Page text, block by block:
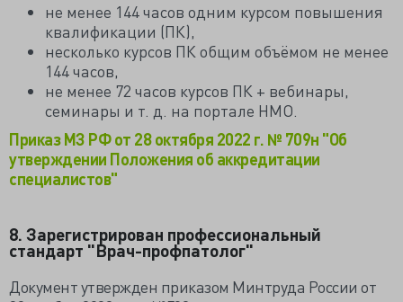
не менее 144 часов одним курсом повышения
квалификации (ПК),
несколько курсов ПК общим объёмом не менее
144 часов,
не менее 72 часов курсов ПК + вебинары,
семинары и т. д. на портале НМО.
Приказ МЗ РФ от 28 октября 2022 г. № 709н "Об
утверждении Положения об аккредитации
специалистов"
8. Зарегистрирован профессиональный
стандарт "Врач-профпатолог"
Документ утвержден приказом Минтруда России от